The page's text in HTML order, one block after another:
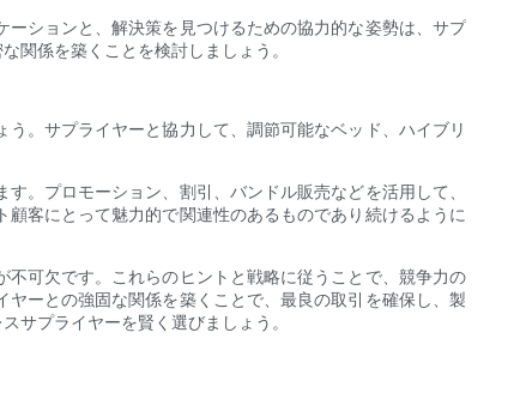
ションと、解決策を見つけるための協力的な姿勢は、サプ
関係を築くことを検討しましょう。
。サプライヤーと協力して、調節可能なベッド、ハイブリ
。プロモーション、割引、バンドル販売などを活用して、
客にとって魅力的で関連性のあるものであり続けるように
可欠です。これらのヒントと戦略に従うことで、競争力の
ーとの強固な関係を築くことで、最良の取引を確保し、製
サプライヤーを賢く選びましょう。